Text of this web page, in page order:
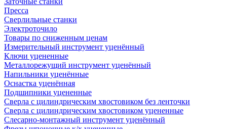
Пресса
Сверлильные станки
Электроточило
Товары по сниженным ценам
Измерительный инструмент уценённый
Ключи уцененные
Металлорежущий инструмент уценённый
Напильники уценённые
Оснастка уценённая
Подшипники уцененные
Сверла с цилиндрическим хвостовиком без ленточки
Сверла с цилиндрическим хвостовиком уцененные
Слесарно-монтажный инструмент уценённый